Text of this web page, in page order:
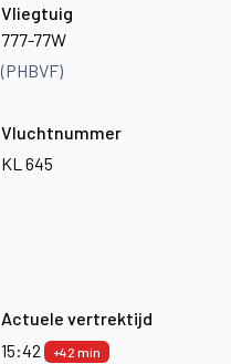
Vliegtuig
777-77W
(PHBVF)
Vluchtnummer
KL 645
Actuele vertrektijd
15:42
+42 min